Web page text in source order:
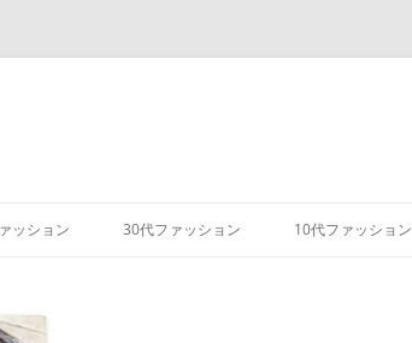
ン
テ
ッション 30代ファッション 10代ファッション